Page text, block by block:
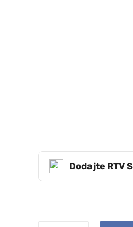
Dodajte RTV